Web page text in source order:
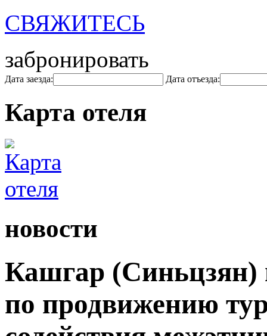
СВЯЖИТЕСЬ
забронировать
Дата заезда: Дата отъезда:
Карта отеля
новости
Кашгар (Синьцзян)
по продвижению